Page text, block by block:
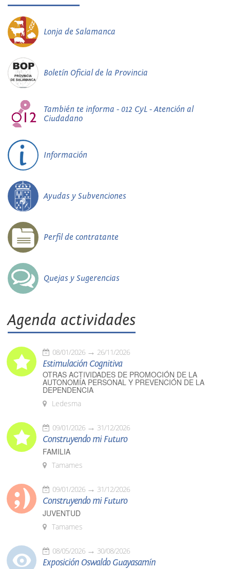
Lonja de Salamanca
Boletín Oficial de la Provincia
También te informa - 012 CyL - Atención al
Ciudadano
Información
Ayudas y Subvenciones
Perfil de contratante
Quejas y Sugerencias
Agenda actividades
08/01/2026 26/11/2026
Estimulación Cognitiva
OTRAS ACTIVIDADES DE PROMOCIÓN DE LA
AUTONOMÍA PERSONAL Y PREVENCIÓN DE LA
DEPENDENCIA
Ledesma
09/01/2026 31/12/2026
Construyendo mi Futuro
FAMILIA
Tamames
09/01/2026 31/12/2026
Construyendo mi Futuro
JUVENTUD
Tamames
08/05/2026 30/08/2026
Exposición Oswaldo Guayasamín